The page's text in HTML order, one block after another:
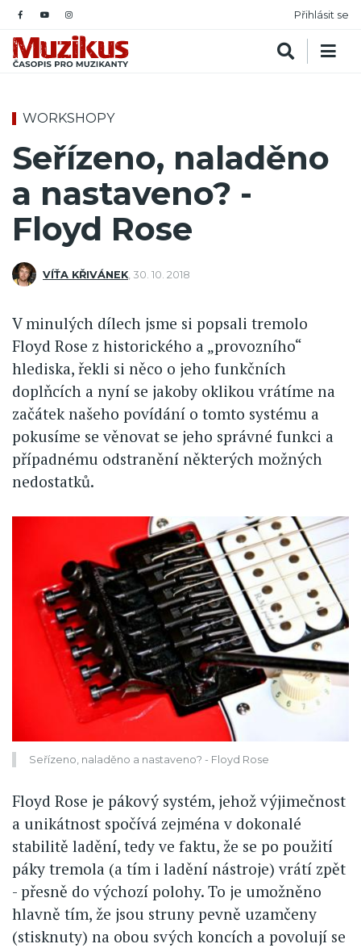
Přihlásit se
WORKSHOPY
Seřízeno, naladěno
a nastaveno? -
Floyd Rose
VÍŤA KŘIVÁNEK 30. 10. 2018
V minulých dílech jsme si popsali tremolo
Floyd Rose z historického a „provozního“
hlediska, řekli si něco o jeho funkčních
doplňcích a nyní se jakoby oklikou vrátíme na
začátek našeho povídání o tomto systému a
pokusíme se věnovat se jeho správné funkci a
případnému odstranění některých možných
nedostatků.
Seřízeno, naladěno a nastaveno? - Floyd Rose
Floyd Rose je pákový systém, jehož výjimečnost
a unikátnost spočívá zejména v dokonalé
stabilitě ladění, tedy ve faktu, že se po použití
páky tremola (a tím i ladění nástroje) vrátí zpět
- přesně do výchozí polohy. To je umožněno
hlavně tím, že jsou struny pevně uzamčeny
(stisknuty) na obou svých koncích a povolují se